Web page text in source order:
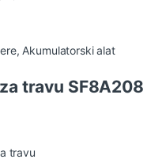
, Akumulatorski alat
travu SF8A208